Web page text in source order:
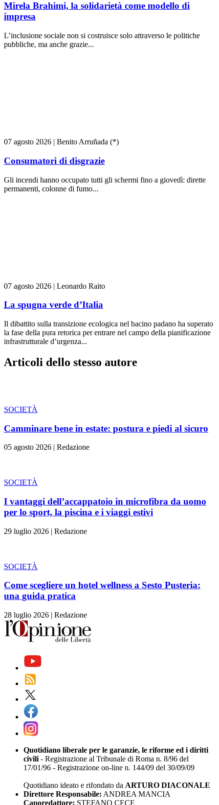
Mirela Brahimi, la solidarietà come modello di
impresa
L’inclusione sociale non si costruisce solo attraverso le politiche
pubbliche, ma anche grazie...
07 agosto 2026 | Benito Arruñada (*)
Consumatori di disgrazie
Gli incendi hanno occupato tutti gli schermi fino a giovedì: dirette
permanenti, colonne di fumo...
07 agosto 2026 | Leonardo Raito
La spugna verde d’Italia
Il dibattito sulla transizione ecologica nel bacino padano ha superato
la fase della pura retorica per entrare nel campo della pianificazione
infrastrutturale d’urgenza...
Articoli dello stesso autore
SOCIETÀ
Camminare bene in estate: postura e piedi al sicuro
05 agosto 2026 | Redazione
SOCIETÀ
I vantaggi dell’accappatoio in microfibra da uomo
per lo sport, la piscina e i viaggi estivi
29 luglio 2026 | Redazione
SOCIETÀ
Come scegliere un hotel wellness a Sesto Pusteria:
una guida pratica
28 luglio 2026 | Redazione
Quotidiano liberale per le garanzie, le riforme ed i diritti
civili - Registrazione al Tribunale di Roma n. 8/96 del
17/01/96 - Registrazione on-line n. 144/09 del 30/09/09
Quotidiano ideato e rifondato da ARTURO DIACONALE
Direttore Responsabile: ANDREA MANCIA
Caporedattore: STEFANO CECE